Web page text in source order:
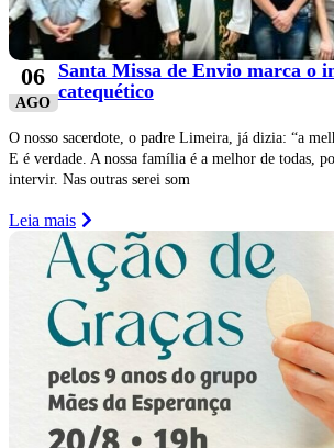
06
AGO
Santa Missa de Envio marca o
catequético
O nosso sacerdote, o padre Limeira, já dizia: “a
E é verdade. A nossa família é a melhor de todas,
intervir. Nas outras serei som
Leia mais